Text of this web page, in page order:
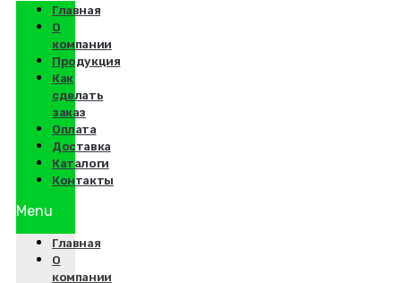
Главная
О
компании
Продукция
Как
сделать
заказ
Оплата
Доставка
Каталоги
Контакты
Menu
Главная
О
компании